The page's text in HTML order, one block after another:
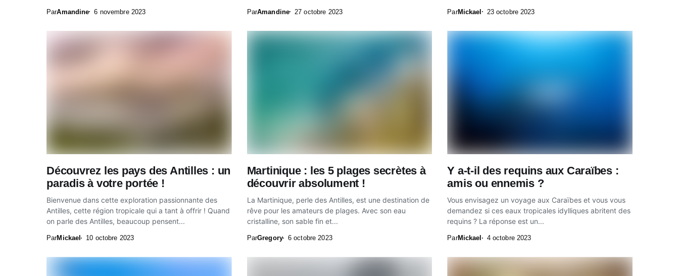
ParAmandine 6 novembre 2023 ParAmandine 27 octobre 2023 ParMickael 23 octobre 2023
Découvrez les pays des Antilles : un
paradis à votre portée !
Bienvenue dans cette exploration passionnante des
Antilles, cette région tropicale qui a tant à offrir ! Quand
on parle des Antilles, beaucoup pensent...
ParMickael 10 octobre 2023
Martinique : les 5 plages secrètes à
découvrir absolument !
La Martinique, perle des Antilles, est une destination de
rêve pour les amateurs de plages. Avec son eau
cristalline, son sable fin et...
ParGregory 6 octobre 2023
Y a-t-il des requins aux Caraïbes :
amis ou ennemis ?
Vous envisagez un voyage aux Caraïbes et vous vous
demandez si ces eaux tropicales idylliques abritent des
requins ? La réponse est un...
ParMickael 4 octobre 2023